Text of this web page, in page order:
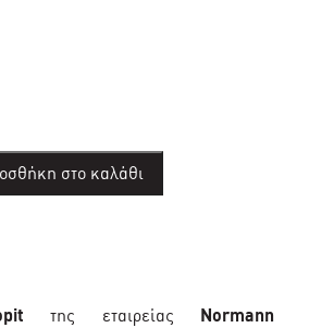
στο καλάθι
της εταιρείας
Normann